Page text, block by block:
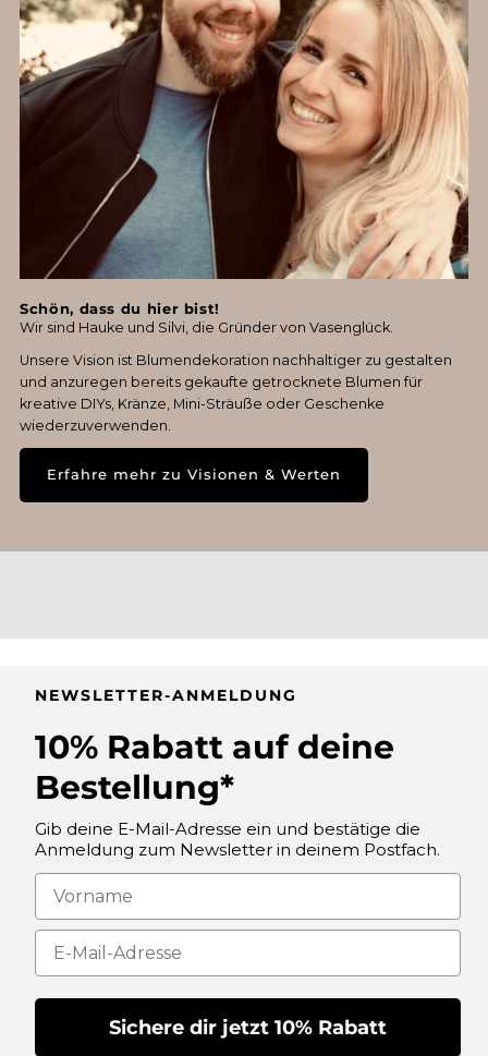
Schön, dass du hier bist!
Wir sind Hauke und Silvi, die Gründer von Vasenglück.
Unsere Vision ist Blumendekoration nachhaltiger zu gestalten
und anzuregen bereits gekaufte getrocknete Blumen für
kreative DIYs, Kränze, Mini-Sträuße oder Geschenke
wiederzuverwenden.
Erfahre mehr zu Visionen & Werten
NEWSLETTER-ANMELDUNG
10% Rabatt auf deine
Bestellung*
Gib deine E-Mail-Adresse ein und bestätige die
Anmeldung zum Newsletter in deinem Postfach.
Sichere dir jetzt 10% Rabatt